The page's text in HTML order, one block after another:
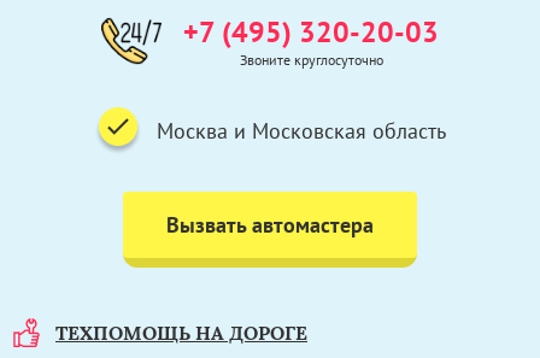
ТЕХПОМОЩЬ НА ДОРОГЕ
+7 (495) 320-20-03
Звоните круглосуточно
Москва и Московская область
Вызвать автомастера